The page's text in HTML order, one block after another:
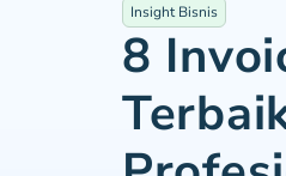
Insight Bisnis
8